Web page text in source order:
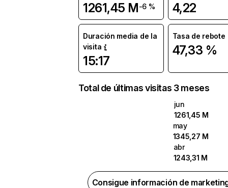
1261,45 M-6 % 4,22
Duración media de la
visita
15:17
Tasa de rebote
47,33 %
Total de últimas visitas 3 meses
jun
1261,45 M
may
1345,27 M
abr
1243,31 M
Consigue información de